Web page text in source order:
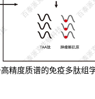
高精度质谱的免疫多肽组